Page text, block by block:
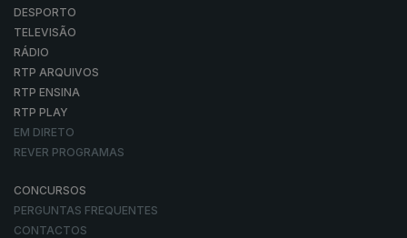
DESPORTO
TELEVISÃO
RÁDIO
RTP ARQUIVOS
RTP ENSINA
RTP PLAY
EM DIRETO
REVER PROGRAMAS
CONCURSOS
PERGUNTAS FREQUENTES
CONTACTOS